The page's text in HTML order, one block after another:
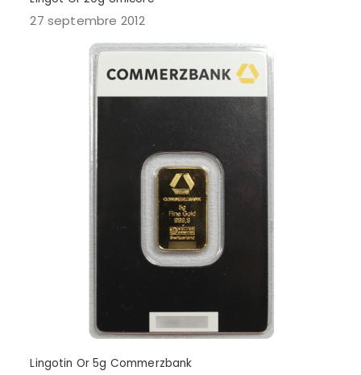
27 septembre 2012
Lingotin Or 5g Commerzbank